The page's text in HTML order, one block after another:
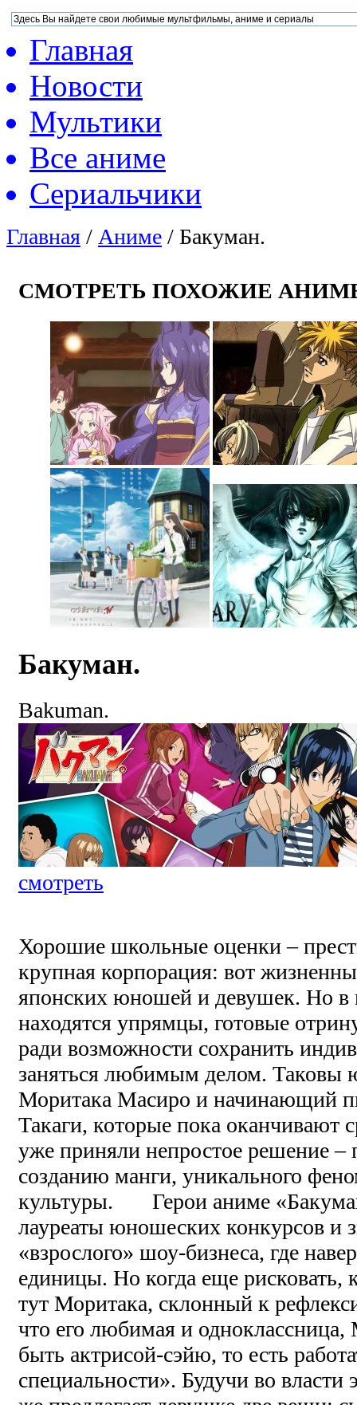
Главная
Новости
Мультики
Все аниме
Сериальчики
Главная / Аниме / Бакуман.
СМОТРЕТЬ ПОХОЖИЕ
Бакуман.
Bakuman.
смотреть
Хорошие школьные оценки –
крупная корпорация: вот
японских юношей и девушек. Но в
находятся упрямцы, готовые
ради возможности сохранить
заняться любимым делом. Таковы
Моритака Масиро и начинающий
Такаги, которые пока
уже приняли непростое решение –
созданию манги, уникального
культуры. Герои аниме
лауреаты юношеских конкурсов и
«взрослого» шоу-бизнеса, где
единицы. Но когда еще рисковать,
тут Моритака, склонный к
что его любимая и
быть актрисой-сэйю, то есть
специальности». Будучи во власти